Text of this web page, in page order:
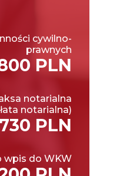
cywilno-
prawnych
PLN
notarialna
notarialna)
PLN
wpis do WKW